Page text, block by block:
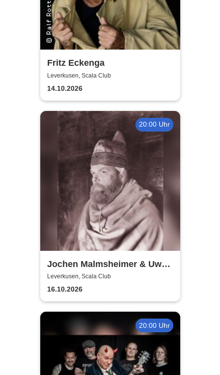
Fritz Eckenga
Leverkusen, Scala Club
14.10.2026
20:00 Uhr
Jochen Malmsheimer & Uwe
Rössler
Leverkusen, Scala Club
16.10.2026
20:00 Uhr